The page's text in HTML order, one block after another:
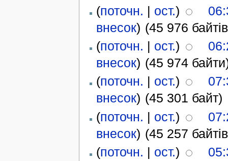
(поточн. | ост.)
внесок) (45 976
(поточн. | ост.)
внесок) (45 974
(поточн. | ост.)
внесок) (45 301 байт)
(поточн. | ост.)
внесок) (45 257
(поточн. | ост.)